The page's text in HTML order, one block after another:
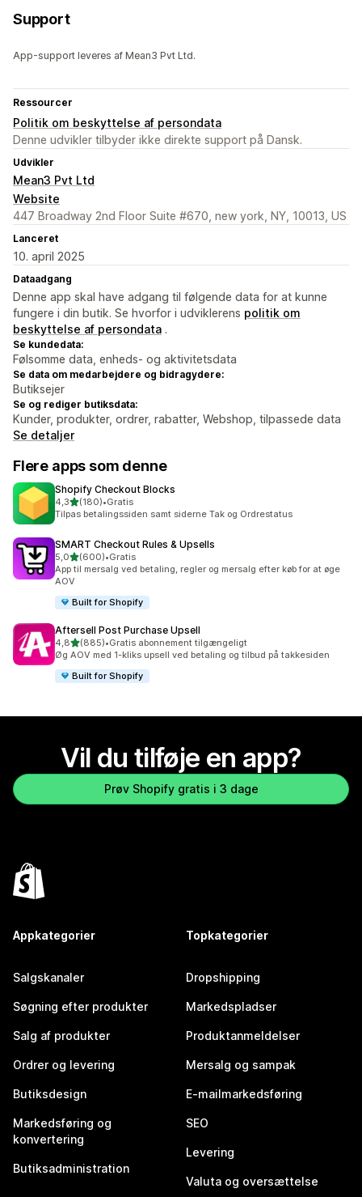
Support
App-support leveres af Mean3 Pvt Ltd.
Ressourcer
Politik om beskyttelse af persondata
Denne udvikler tilbyder ikke direkte support på Dansk.
Udvikler
Mean3 Pvt Ltd
Website
447 Broadway 2nd Floor Suite #670, new york, NY, 10013, US
Lanceret
10. april 2025
Dataadgang
Denne app skal have adgang til følgende data for at kunne
fungere i din butik. Se hvorfor i udviklerens politik om
beskyttelse af persondata .
Se kundedata:
Følsomme data, enheds- og aktivitetsdata
Se data om medarbejdere og bidragydere:
Butiksejer
Se og rediger butiksdata:
Kunder, produkter, ordrer, rabatter, Webshop, tilpassede data
Se detaljer
Flere apps som denne
Shopify Checkout Blocks
4,3ud af 5 stjerner
(180)
180 anmeldelser i alt
•Gratis
Tilpas betalingssiden samt siderne Tak og Ordrestatus
SMART Checkout Rules & Upsells
5,0ud af 5 stjerner
(600)
600 anmeldelser i alt
•Gratis
App til mersalg ved betaling, regler og mersalg efter køb for at øge
AOV
Built for Shopify
Aftersell Post Purchase Upsell
4,8ud af 5 stjerner
(885)
885 anmeldelser i alt
•Gratis abonnement tilgængeligt
Øg AOV med 1-kliks upsell ved betaling og tilbud på takkesiden
Built for Shopify
Vil du tilføje en app?
Prøv Shopify gratis i 3 dage
Appkategorier
Salgskanaler
Søgning efter produkter
Salg af produkter
Ordrer og levering
Butiksdesign
Markedsføring og
konvertering
Butiksadministration
Topkategorier
Dropshipping
Markedspladser
Produktanmeldelser
Mersalg og sampak
E-mailmarkedsføring
SEO
Levering
Valuta og oversættelse